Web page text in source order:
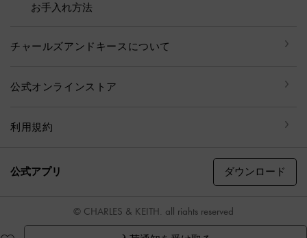
お手入れ方法
チャールズアンドキースについて
公式オンラインストア
利用規約
公式アプリ ダウンロード
© CHARLES & KEITH, all rights reserved